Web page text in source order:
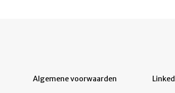
Algemene voorwaarden